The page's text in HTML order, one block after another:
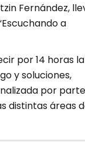
Fernández,
a
por 14 horas la
y soluciones,
por parte
distintas áreas